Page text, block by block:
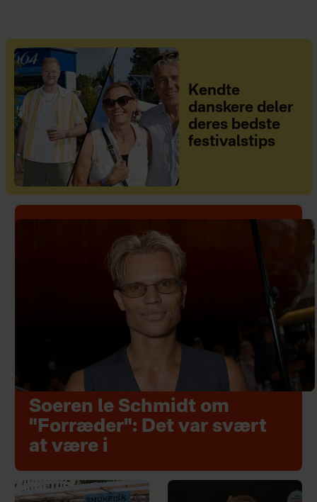
Kendte
danskere deler
deres bedste
festivalstips
Soeren le Schmidt om
"Forræder": Det var svært
at være i